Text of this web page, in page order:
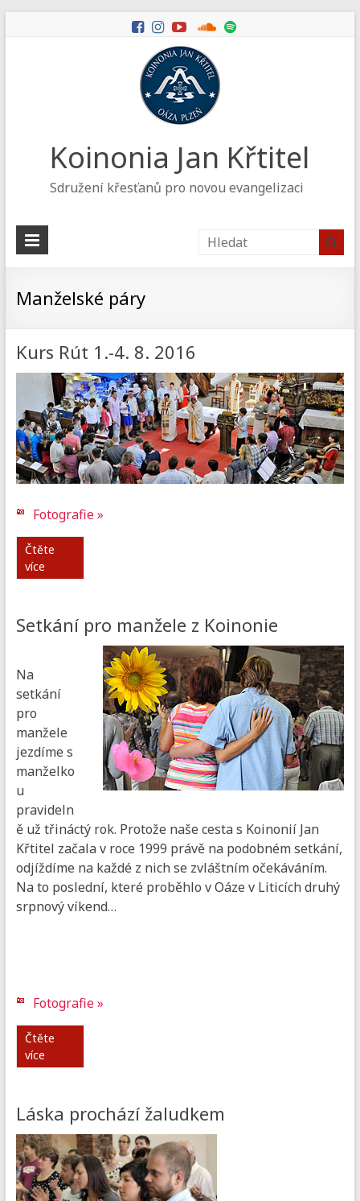
Koinonia Jan Křtitel
Sdružení křesťanů pro novou evangelizaci
Manželské páry
Kurs Rút 1.-4. 8. 2016
Fotografie »
Čtěte
více
Setkání pro manžele z Koinonie
Na
setkání
pro
manžele
jezdíme s
manželko
u
pravideln
ě už třináctý rok. Protože naše cesta s Koinonií Jan
Křtitel začala v roce 1999 právě na podobném setkání,
odjíždíme na každé z nich se zvláštním očekáváním.
Na to poslední, které proběhlo v Oáze v Liticích druhý
srpnový víkend…
Fotografie »
Čtěte
více
Láska prochází žaludkem